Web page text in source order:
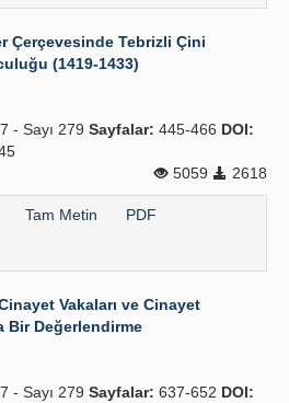
Çer­çevesinde Tebrizli Çini
(1419-1433)
- Sayı 279 Sayfalar: 445-466 DOI:
5059
2618
Tam Metin PDF
Vakaları ve Cinayet
Bir Değerlendirme
- Sayı 279 Sayfalar: 637-652 DOI: